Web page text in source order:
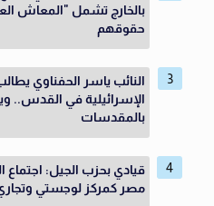
بالخارج تشمل "المعاش
حقوقهم
النائب ياسر الحفناوي
الإسرائيلية في
بالمقدسات
قيادي بحزب الجيل: اجتماع
مصر كمركز لوجستي